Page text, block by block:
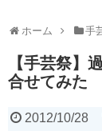
ホーム 手
【手芸祭】
合せてみた
2012/10/28